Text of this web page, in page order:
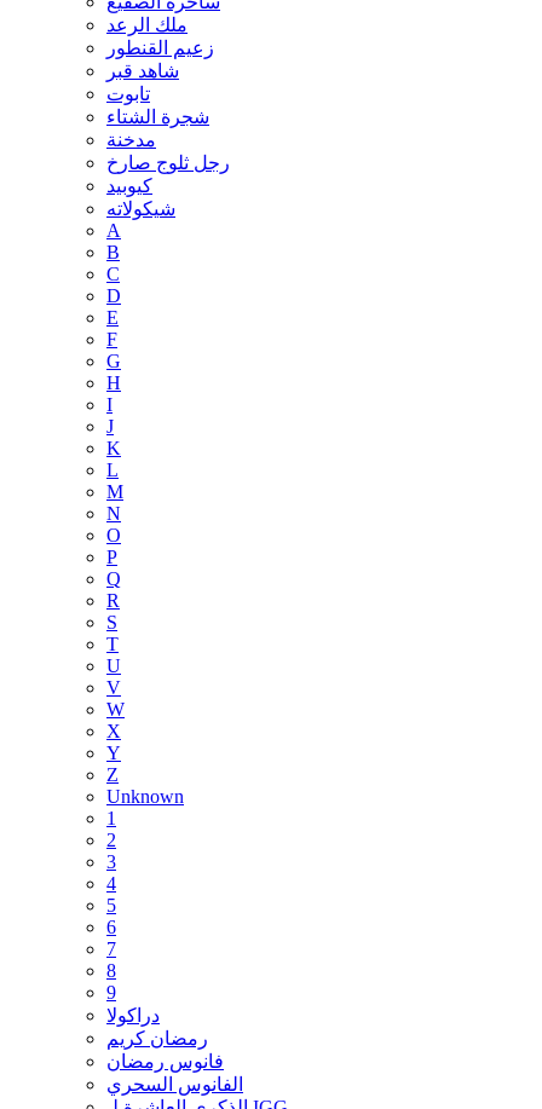
ملك الرعد
زعيم القنطور
شاهد قبر
تابوت
شجرة الشتاء
مدخنة
رجل ثلوج صارخ
كيوبيد
شيكولاته
A
B
C
D
E
F
G
H
I
J
K
L
M
N
O
P
Q
R
S
T
U
V
W
X
Y
Z
Unknown
1
2
3
4
5
6
7
8
9
دراكولا
رمضان كريم
فانوس رمضان
الفانوس السحري